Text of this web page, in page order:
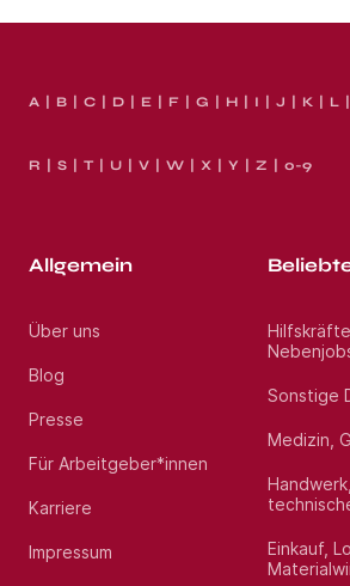
A B C D E F G H I J K L
R S T U V W X Y Z 0-9
Allgemein
Über uns
Blog
Presse
Für Arbeitgeber*innen
Karriere
Impressum
Sonstige
Medizin,
Einkauf,